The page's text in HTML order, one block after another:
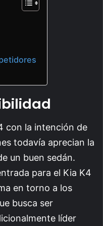
con la intención de
todavía aprecian la
un buen sedán.
para el Kia K4
en torno a los
busca ser
líder